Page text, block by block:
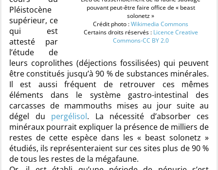
pouvant peut-être faire office de « beast
solonetz »
Crédit photo :Wikimedia Commons
Certains droits réservés : Licence Creative
Commons-CC BY 2.0
Pléistocène
supérieur, ce
qui est
attesté par
l’étude de
leurs coprolithes (déjections fossilisées) qui peuvent
être constitués jusqu’à 90 % de substances minérales.
Il est aussi fréquent de retrouver ces mêmes
éléments dans le système gastro-intestinal des
carcasses de mammouths mises au jour suite au
dégel du pergélisol. La nécessité d’absorber ces
minéraux pourrait expliquer la présence de milliers de
restes de cette espèce dans les « beast solonetz »
étudiés, ils représenteraient sur ces sites plus de 90 %
de tous les restes de la mégafaune.